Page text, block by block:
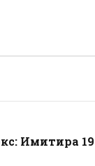
Имитира 19